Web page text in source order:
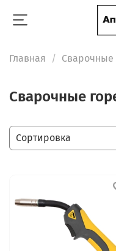
Главная Сварочные
Сварочные